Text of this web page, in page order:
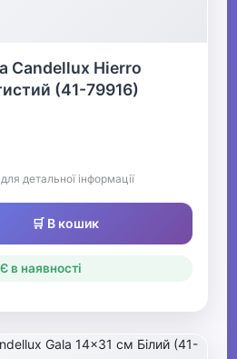
Candellux Hierro
(41-79916)
детальної інформації
🛒 В кошик
в наявності